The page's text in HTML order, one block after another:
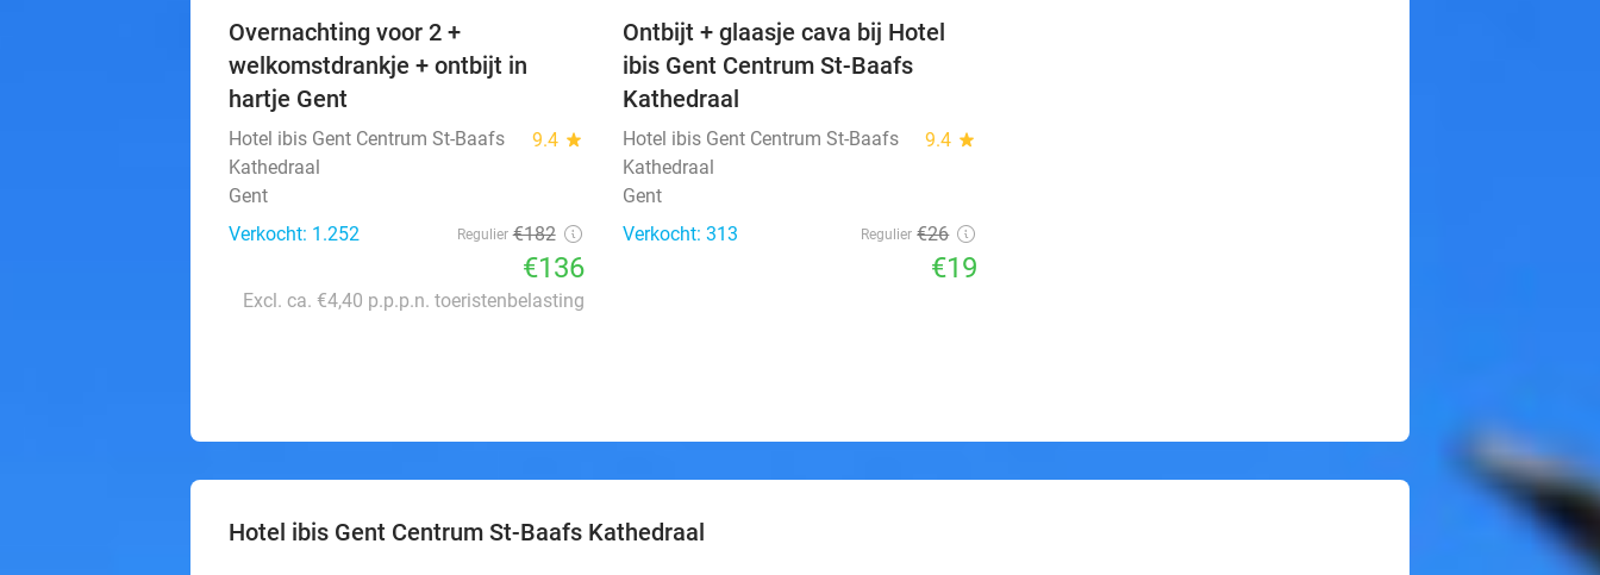
Overnachting voor 2 +
welkomstdrankje + ontbijt in
hartje Gent
Hotel ibis Gent Centrum St-Baafs
Kathedraal
9.4 star
Gent
Verkocht: 1.252
Regulier €182
€136
Excl. ca. €4,40 p.p.p.n. toeristenbelasting
Ontbijt + glaasje cava bij Hotel
ibis Gent Centrum St-Baafs
Kathedraal
Hotel ibis Gent Centrum St-Baafs
Kathedraal
9.4 star
Gent
Verkocht: 313
Regulier €26
€19
Hotel ibis Gent Centrum St-Baafs Kathedraal